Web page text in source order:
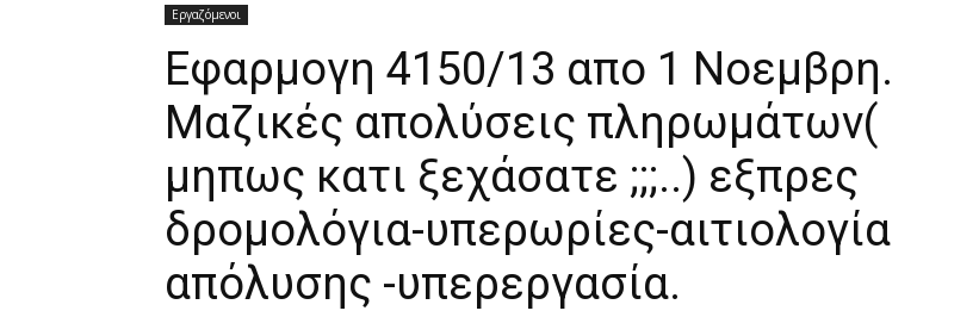
Εργαζόμενοι
Εφαρμογη 4150/13 απο 1 Νοεμβρη.
Μαζικές απολύσεις πληρωμάτων(
μηπως κατι ξεχάσατε ;;;..) εξπρες
δρομολόγια-υπερωρίες-αιτιολογία
απόλυσης -υπερεργασία.